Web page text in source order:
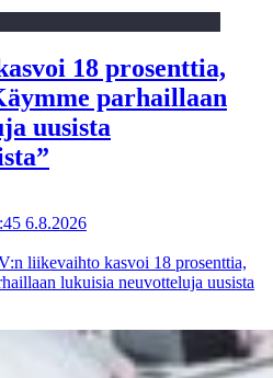
18 prosenttia,
parhaillaan
uusista
6.8.2026
liikevaihto kasvoi 18 prosenttia,
lukuisia neuvotteluja uusista